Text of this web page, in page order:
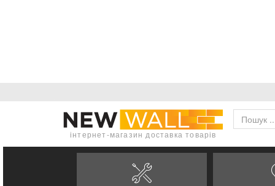
інтернет-магазин доставка товарів